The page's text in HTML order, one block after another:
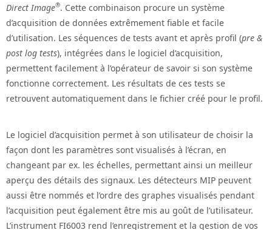
Direct Image®. Cette combinaison procure un système
d’acquisition de données extrêmement fiable et facile
d’utilisation. Les séquences de tests avant et après profil (pre &
post log tests), intégrées dans le logiciel d’acquisition,
permettent facilement à l’opérateur de savoir si son système
fonctionne correctement. Les résultats de ces tests se
retrouvent automatiquement dans le fichier créé pour le profil.
Le logiciel d’acquisition permet à son utilisateur de choisir la
façon dont les paramètres sont visualisés à l’écran, en
changeant par ex. les échelles, permettant ainsi un meilleur
aperçu des détails des signaux. Les détecteurs MIP peuvent
aussi être nommés et l’ordre des graphes visualisés pendant
l’acquisition peut également être mis au goût de l’utilisateur.
L’instrument FI6003 rend l’enregistrement et la gestion de vos